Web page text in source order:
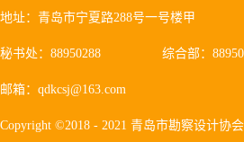
地址：青岛市宁夏路288号一号楼甲
秘书处：88950288 综合部：
邮箱：qdkcsj@163.com
Copyright ©2018 - 2021 青岛市勘察设计协会